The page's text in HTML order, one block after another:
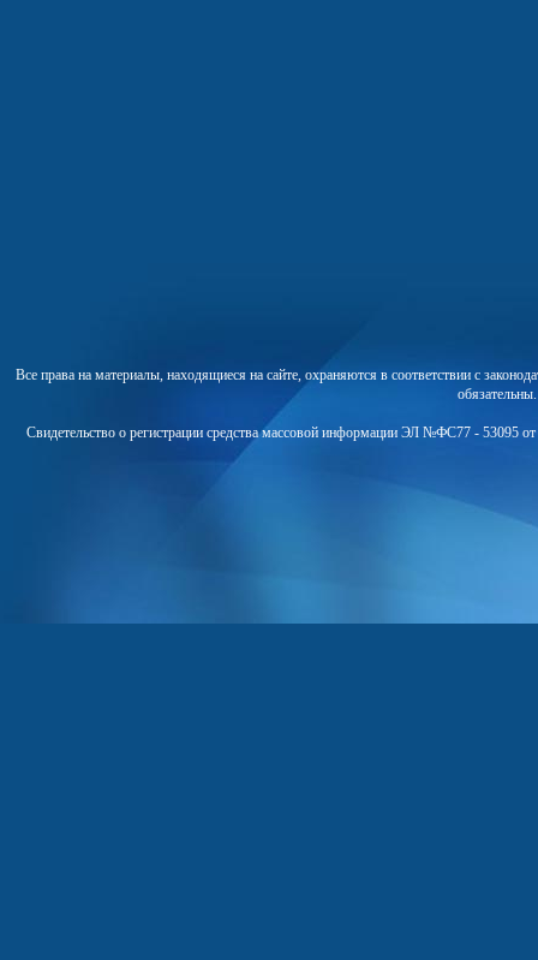
Все права на материалы, находящиеся на сайте, охраняются в соответствии с
Свидетельство о регистрации средства массовой информации ЭЛ №ФС77 - 53095